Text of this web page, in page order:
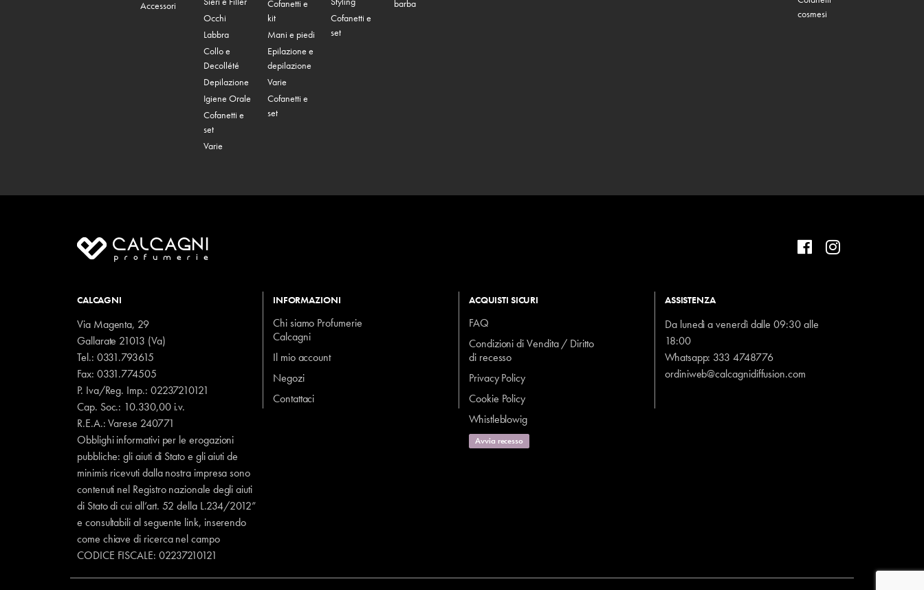
Accessori
Occhi
Labbra
Collo e
Decollété
Depilazione
Igiene Orale
Cofanetti e
set
Varie
Cofanetti e
kit
Mani e piedi
Epilazione e
depilazione
Varie
Cofanetti e
set
Cofanetti e
set
barba
cosmesi
CALCAGNI
Via Magenta, 29
Gallarate 21013 (Va)
Tel.: 0331.793615
Fax: 0331.774505
P. Iva/Reg. Imp.: 02237210121
Cap. Soc.: 10.330,00 i.v.
R.E.A.: Varese 240771
Obblighi informativi per le erogazioni
pubbliche: gli aiuti di Stato e gli aiuti de
minimis ricevuti dalla nostra impresa sono
contenuti nel Registro nazionale degli aiuti
di Stato di cui all’art. 52 della L.234/2012”
e consultabili al seguente link, inserendo
come chiave di ricerca nel campo
CODICE FISCALE: 02237210121
INFORMAZIONI
Chi siamo Profumerie
Calcagni
Il mio account
Negozi
Contattaci
ACQUISTI SICURI
FAQ
Condizioni di Vendita / Diritto
di recesso
Privacy Policy
Cookie Policy
Whistleblowig
Avvia recesso
ASSISTENZA
Da lunedì a venerdì dalle 09:30 alle
18:00
Whatsapp: 333 4748776
ordiniweb@calcagnidiffusion.com